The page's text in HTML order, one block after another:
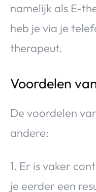
namelijk als E-
heb je via je
therapeut.
Voordelen
De voordelen
andere:
1. Er is vaker
je eerder een